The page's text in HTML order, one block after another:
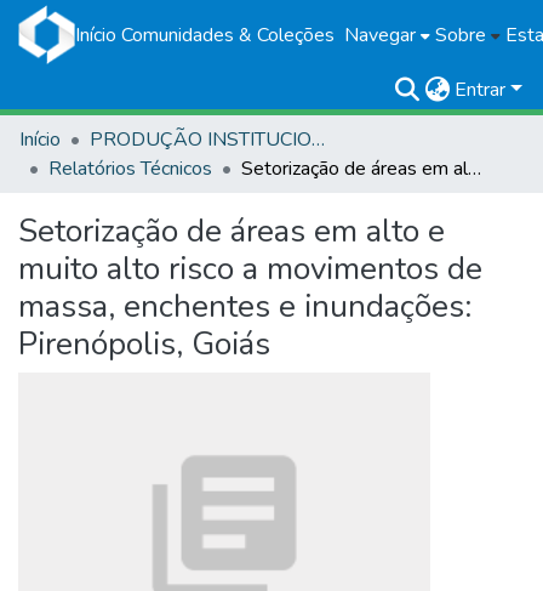
Início Comunidades & Coleções Navegar Sobre
Entrar
Início
PRODUÇÃO INSTITUCIONAL
Relatórios Técnicos
Setorização de áreas em alto e muito alto risco a movimentos de massa, enchentes e inundações: Pirenópolis, Goiás
Setorização de áreas em alto e
muito alto risco a movimentos de
massa, enchentes e inundações:
Pirenópolis, Goiás